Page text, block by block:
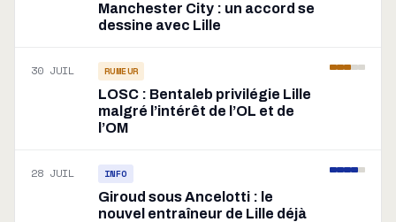
Manchester City : un accord se
dessine avec Lille
30 JUIL RUMEUR
LOSC : Bentaleb privilégie Lille
malgré l’intérêt de l’OL et de
l’OM
28 JUIL INFO
Giroud sous Ancelotti : le
nouvel entraîneur de Lille déjà